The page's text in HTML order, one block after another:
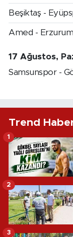
Beşiktaş -
Amed -
17 Ağustos,
Samsunspor -
Trend
1
2
3